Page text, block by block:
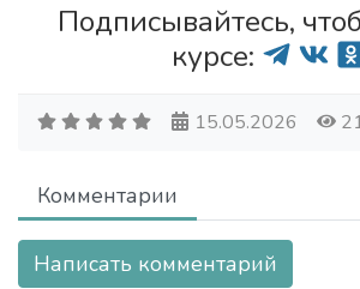
Подписывайтесь,
курсе:
15.05.2026
Комментарии
Написать комментарий